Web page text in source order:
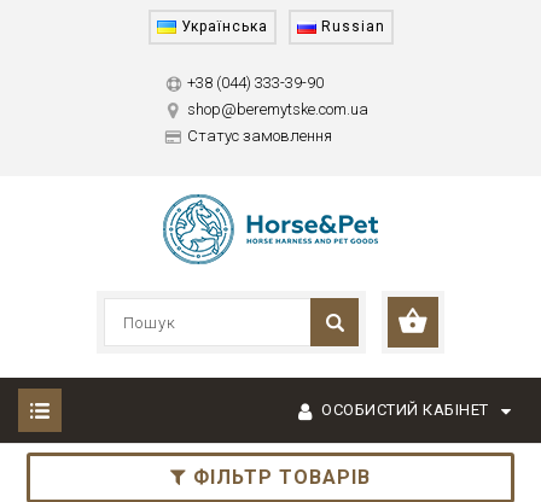
Українська Russian
+38 (044) 333-39-90
shop@beremytske.com.ua
Статус замовлення
ОСОБИСТИЙ КАБІНЕТ
ФІЛЬТР ТОВАРІВ